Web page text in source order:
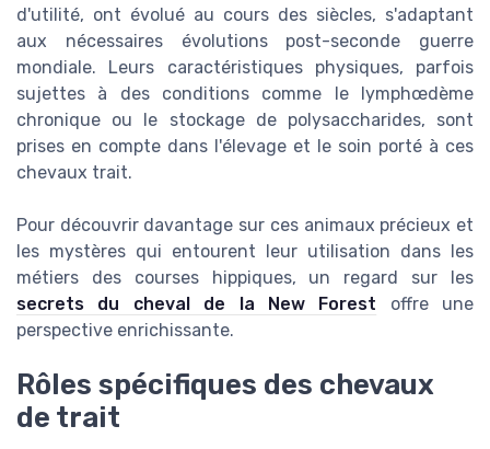
d'utilité, ont évolué au cours des siècles, s'adaptant
aux nécessaires évolutions post-seconde guerre
mondiale. Leurs caractéristiques physiques, parfois
sujettes à des conditions comme le lymphœdème
chronique ou le stockage de polysaccharides, sont
prises en compte dans l'élevage et le soin porté à ces
chevaux trait.
Pour découvrir davantage sur ces animaux précieux et
les mystères qui entourent leur utilisation dans les
métiers des courses hippiques, un regard sur les
secrets du cheval de la New Forest offre une
perspective enrichissante.
Rôles spécifiques des chevaux
de trait